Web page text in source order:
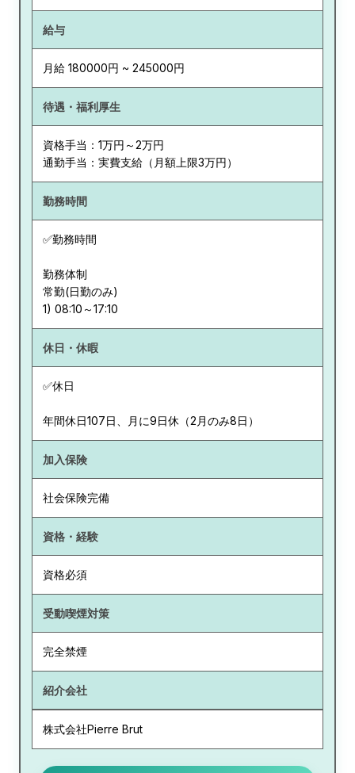
給与
月給 180000円 ~ 245000円
待遇・福利厚生
資格手当：1万円～2万円
通勤手当：実費支給（月額上限3万円）
勤務時間
✅勤務時間
勤務体制
常勤(日勤のみ)
休日・休暇
✅休日
年間休日107日、月に9日休（2月のみ8日）
加入保険
社会保険完備
資格・経験
資格必須
受動喫煙対策
完全禁煙
紹介会社
株式会社Pierre Brut